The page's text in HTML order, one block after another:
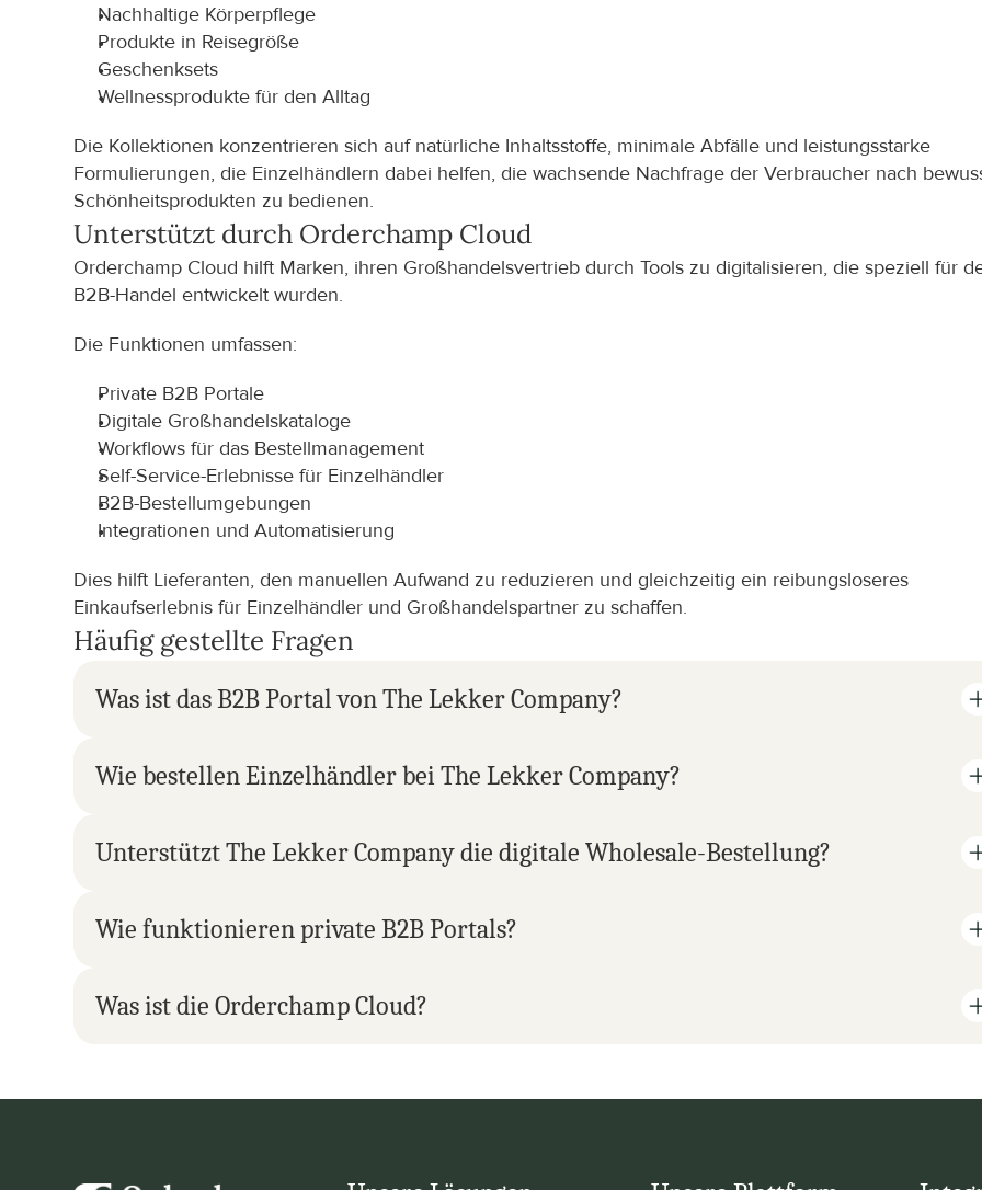
Nachhaltige Körperpflege
Produkte in Reisegröße
Geschenksets
Wellnessprodukte für den Alltag
Die Kollektionen konzentrieren sich auf natürliche Inhaltsstoffe, minimale Abfälle und leistungsstarke
Formulierungen, die Einzelhändlern dabei helfen, die wachsende Nachfrage der Verbraucher nach
Schönheitsprodukten zu bedienen.
Unterstützt durch Orderchamp Cloud
Orderchamp Cloud hilft Marken, ihren Großhandelsvertrieb durch Tools zu digitalisieren, die speziell für
B2B-Handel entwickelt wurden.
Die Funktionen umfassen:
Private B2B Portale
Digitale Großhandelskataloge
Workflows für das Bestellmanagement
Self-Service-Erlebnisse für Einzelhändler
B2B-Bestellumgebungen
Integrationen und Automatisierung
Dies hilft Lieferanten, den manuellen Aufwand zu reduzieren und gleichzeitig ein reibungsloseres
Einkaufserlebnis für Einzelhändler und Großhandelspartner zu schaffen.
Häufig gestellte Fragen
Was ist das B2B Portal von The Lekker Company?
Wie bestellen Einzelhändler bei The Lekker Company?
Unterstützt The Lekker Company die digitale Wholesale-Bestellung?
Wie funktionieren private B2B Portals?
Was ist die Orderchamp Cloud?